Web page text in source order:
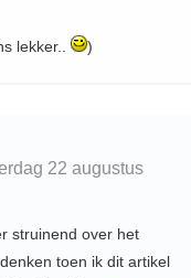
lekker.. )
22 augustus
struinend over het
toen ik dit artikel